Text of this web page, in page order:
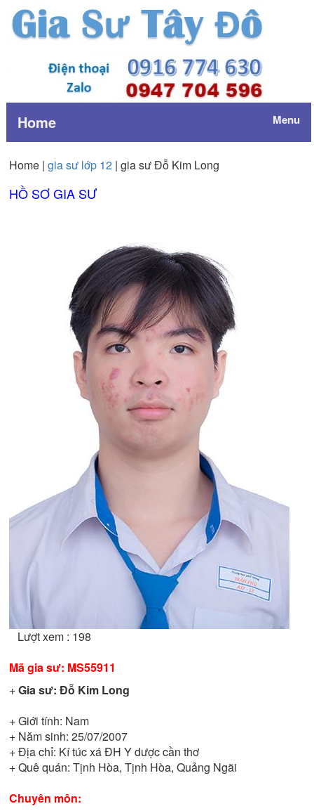
Home Menu
Home | gia sư lớp 12| gia sư Đỗ Kim Long
HỒ SƠ GIA SƯ
Lượt xem : 198
Mã gia sư: MS55911
+Gia sư: Đỗ Kim Long
+ Giới tính: Nam
+ Năm sinh: 25/07/2007
+ Địa chỉ: Kí túc xá ĐH Y dược cần thơ
+ Quê quán: Tịnh Hòa, Tịnh Hòa, Quảng Ngãi
Chuyên môn: